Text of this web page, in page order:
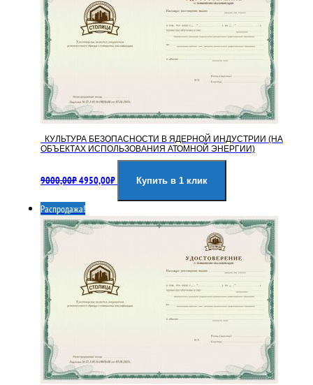
КУЛЬТУРА БЕЗОПАСНОСТИ В ЯДЕРНОЙ ИНДУСТРИИ (НА
ОБЪЕКТАХ ИСПОЛЬЗОВАНИЯ АТОМНОЙ ЭНЕРГИИ)
9000,00₽цена
9000,00₽.
4950,00₽цена:
Купить в 1 клик
Распродажа!